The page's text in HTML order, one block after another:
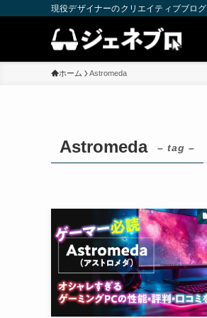
現役デザイナーのクリエイティブブログ
ホーム Astromeda
Astromeda – tag –